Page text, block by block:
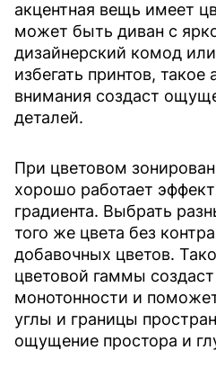
акцентная вещь имеет
может быть диван с
дизайнерский комод
избегать принтов, такое
внимания создаст
деталей.
При цветовом
хорошо работает
градиента. Выбрать
того же цвета без
добавочных цветов.
цветовой гаммы
монотонности и
углы и границы
ощущение простора и